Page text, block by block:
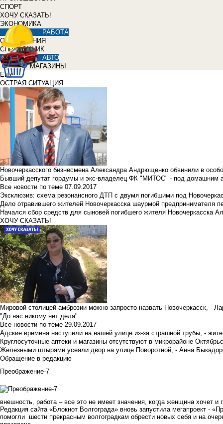
СПОРТ
ХОЧУ СКАЗАТЬ!
ЭКОНОМИКА
РАБОТА
ОБЪЯВЛЕНИЯ
СПРАВОЧНИК
АВТО
МАГАЗИНЫ
Еще
ОСТРАЯ СИТУАЦИЯ
Новочеркасского бизнесмена Александра Андрющенко обвинили в
Бывший депутат гордумы и экс-владелец ФК "МИТОС" - под домашним
Все новости по теме 07.09.2017
Эксклюзив: схема резонансного ДТП с двумя погибшими под
Дело отравившего жителей Новочеркасска шаурмой предпринимателя
Начался сбор средств для сыновей погибшего жителя Новочеркасска
ХОЧУ СКАЗАТЬ!
Мировой столицей амброзии можно запросто назвать Новочеркасск, -
"До нас никому нет дела"
Все новости по теме 29.09.2017
Адские времена наступили на нашей улице из-за страшной трубы, -
Круглосуточные аптеки и магазины отсутствуют в микрорайоне
Железными штырями усеяли двор на улице Поворотной, - Анна
Обращение в редакцию
Преображение-7
внешность, работа – все это не имеет значения, когда женщина хочет и
Редакция сайта «Блокнот Волгограда» вновь запустила мегапроект -
помогли шести прекрасным волгоградкам обрести новых себя и на